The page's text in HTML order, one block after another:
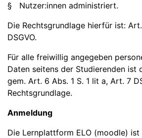
§ Nutzer:innen administriert.
Die Rechtsgrundlage hierfür ist:
DSGVO.
Für alle freiwillig angegeben
Daten seitens der Studierenden ist
gem. Art. 6 Abs. 1 S. 1 lit a, Art. 7
Rechtsgrundlage.
Anmeldung
Die Lernplattform ELO (moodle)